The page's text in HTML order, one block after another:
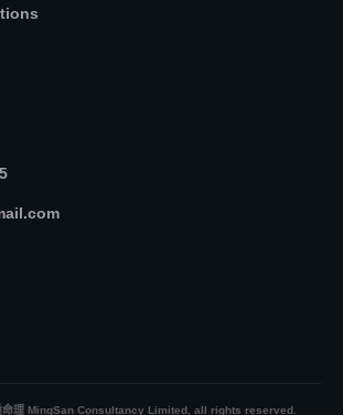
命理 MingSan Consultancy Limited , all rights reserved.